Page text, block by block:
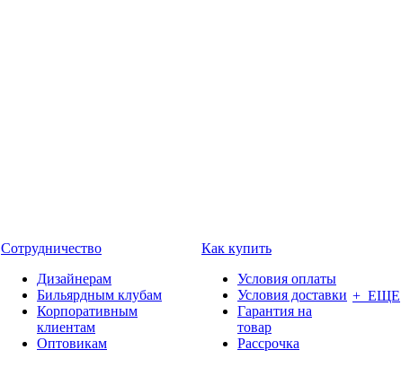
Сотрудничество
Дизайнерам
Бильярдным клубам
Корпоративным
клиентам
Оптовикам
Как купить
Условия оплаты
Условия доставки
Гарантия на
товар
Рассрочка
+ ЕЩЕ